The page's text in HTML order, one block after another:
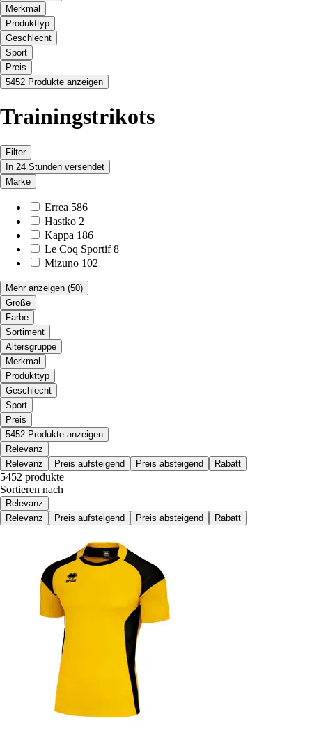
Merkmal
Produkttyp
Geschlecht
Sport
Preis
5452 Produkte anzeigen
Trainingstrikots
Filter
In 24 Stunden versendet
Marke
Errea 586
Hastko 2
Kappa 186
Le Coq Sportif 8
Mizuno 102
Mehr anzeigen (50)
Größe
Farbe
Sortiment
Altersgruppe
Merkmal
Produkttyp
Geschlecht
Sport
Preis
5452 Produkte anzeigen
Relevanz
Relevanz
Preis aufsteigend Preis absteigend Rabatt
5452 produkte
Sortieren nach
Relevanz
Relevanz
Preis aufsteigend Preis absteigend Rabatt